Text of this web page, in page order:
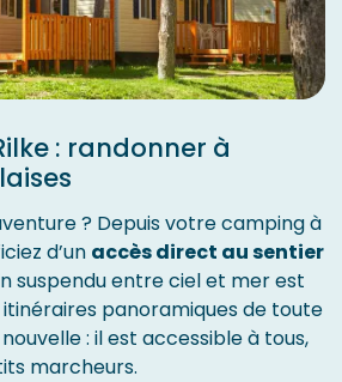
: randonner à
? Depuis votre camping à
d’un accès direct au sentier
suspendu entre ciel et mer est
itinéraires panoramiques de toute
: il est accessible à tous,
marcheurs.